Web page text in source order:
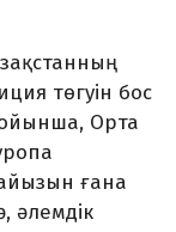
төгуін бос
Орта
ғана
әлемдік